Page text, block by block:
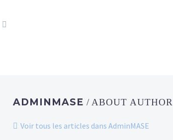
ADMINMASE / ABOUT AUTHOR
Voir tous les articles dans AdminMASE